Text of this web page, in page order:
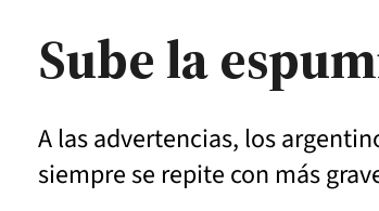
Sube la
A las advertencias, los
siempre se repite con más